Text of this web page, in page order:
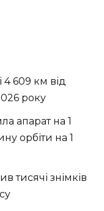
4 609 км від
року
апарат на 1
орбіти на 1
тисячі знімків